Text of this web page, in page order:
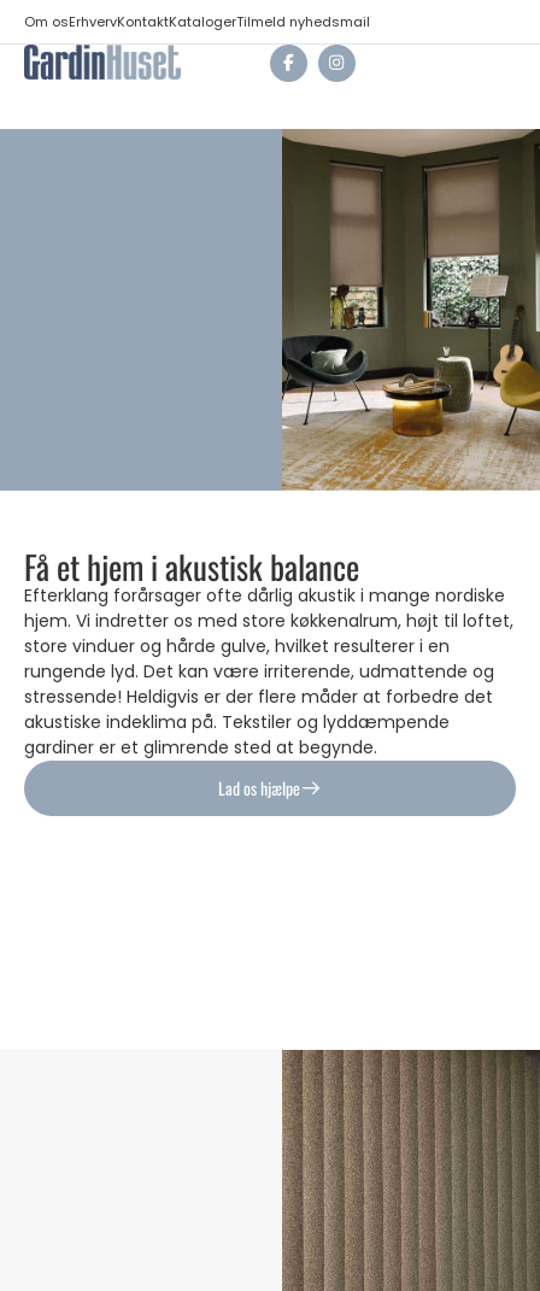
Om osErhvervKontaktKatalogerTilmeld nyhedsmail
Få et hjem i akustisk balance
Efterklang forårsager ofte dårlig akustik i mange nordiske
hjem. Vi indretter os med store køkkenalrum, højt til loftet,
store vinduer og hårde gulve, hvilket resulterer i en
rungende lyd. Det kan være irriterende, udmattende og
stressende! Heldigvis er der flere måder at forbedre det
akustiske indeklima på. Tekstiler og lyddæmpende
gardiner er et glimrende sted at begynde.
Lad os hjælpe